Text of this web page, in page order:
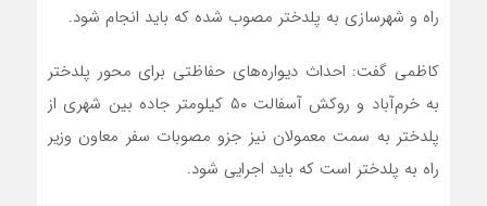
راه و شهرسازی به پلدختر مصوب شده که باید انجام شود.
کاظمی گفت: احداث دیواره‌های حفاظتی برای محور پلدختر
به خرم‌آباد و روکش آسفالت ۵۰ کیلومتر جاده بین شهری از
پلدختر به سمت معمولان نیز جزو مصوبات سفر معاون وزیر
راه به پلدختر است که باید اجرایی شود.